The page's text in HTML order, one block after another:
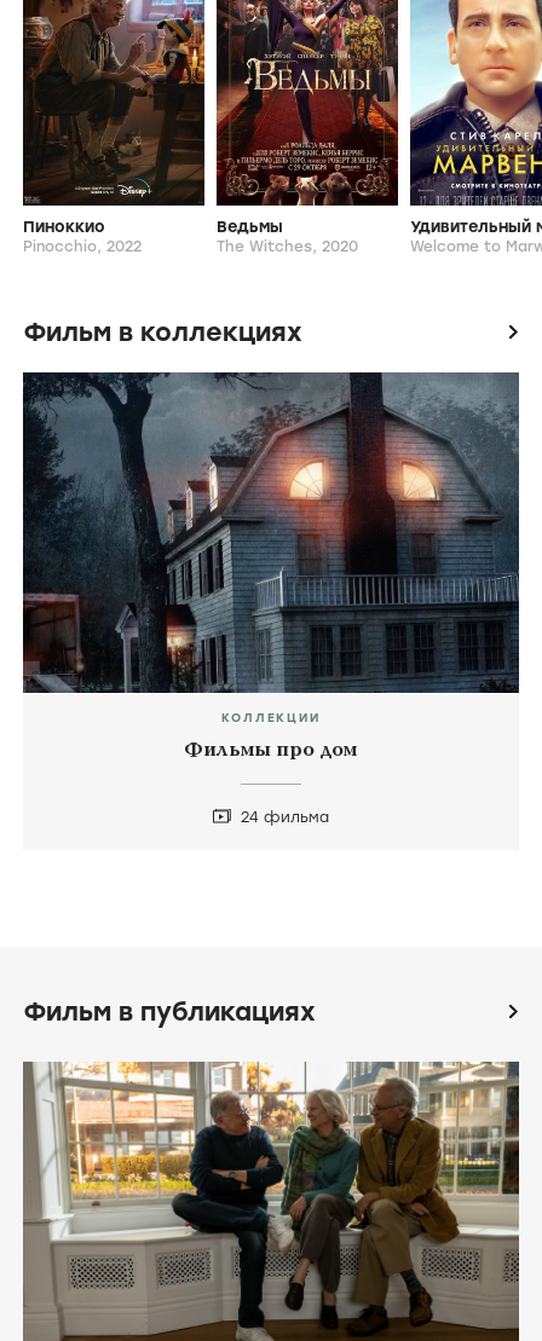
Пиноккио
Pinocchio, 2022
Ведьмы
The Witches, 2020
Фильм в коллекциях icon
КОЛЛЕКЦИИ
Фильмы про дом
24 фильма
Фильм в публикациях icon